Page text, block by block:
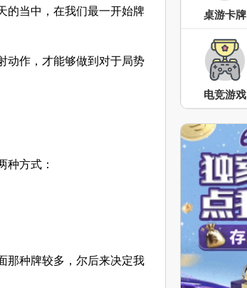
的当中，在我们最一开始牌
动作，才能够做到对于局势
种方式：
那种牌较多，尔后来决定我
桌游卡牌
电竞游戏